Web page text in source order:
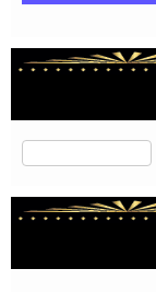
Поиск